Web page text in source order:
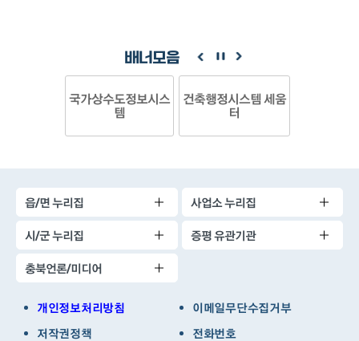
배너모음
국가상수도정보시스
템
건축행정시스템 세움
터
읍/면 누리집
사업소 누리집
시/군 누리집
증평 유관기관
충북언론/미디어
개인정보처리방침
이메일무단수집거부
저작권정책
전화번호